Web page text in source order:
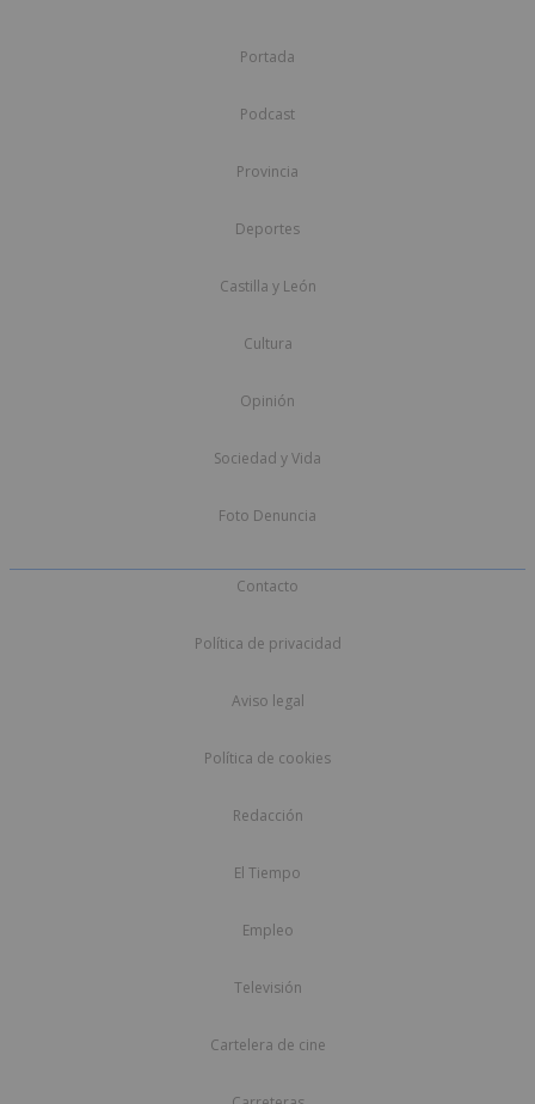
Portada
Podcast
Provincia
Deportes
Castilla y León
Cultura
Opinión
Sociedad y Vida
Foto Denuncia
Contacto
Política de privacidad
Aviso legal
Política de cookies
Redacción
El Tiempo
Empleo
Televisión
Cartelera de cine